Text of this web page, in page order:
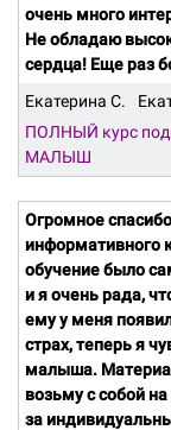
очень много
Не обладаю
сердца! Еще раз
Екатерина С.
ПОЛНЫЙ курс
МАЛЫШ
Огромное
информативного
обучение было
и я очень рада,
ему у меня
страх, теперь я
малыша.
возьму с собой
за